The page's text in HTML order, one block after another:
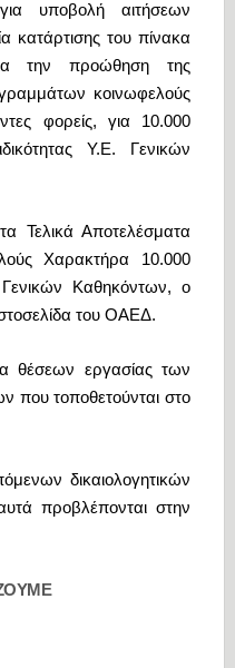
υποβολή αιτήσεων
κατάρτισης του πίνακα
την προώθηση της
κοινωφελούς
φορείς, για 10.000
Υ.Ε. Γενικών
Τελικά Αποτελέσματα
Χαρακτήρα 10.000
Καθηκόντων, ο
του ΟΑΕΔ.
θέσεων εργασίας των
που τοποθετούνται στο
δικαιολογητικών
προβλέπονται στην